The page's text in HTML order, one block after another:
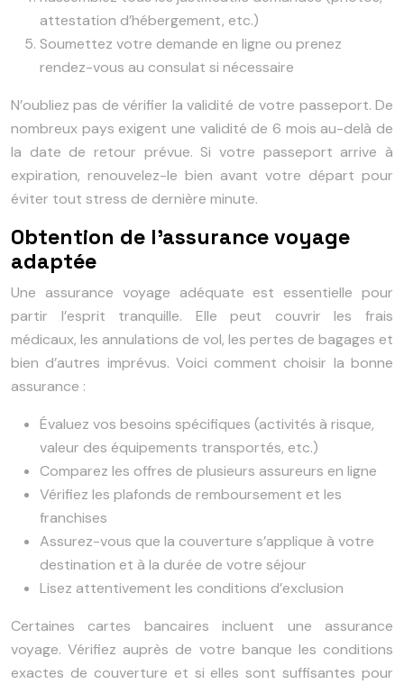
attestation d’hébergement, etc.)
Soumettez votre demande en ligne ou prenez
rendez-vous au consulat si nécessaire
N’oubliez pas de vérifier la validité de votre passeport. De
nombreux pays exigent une validité de 6 mois au-delà de
la date de retour prévue. Si votre passeport arrive à
expiration, renouvelez-le bien avant votre départ pour
éviter tout stress de dernière minute.
Obtention de l’assurance voyage
adaptée
Une assurance voyage adéquate est essentielle pour
partir l’esprit tranquille. Elle peut couvrir les frais
médicaux, les annulations de vol, les pertes de bagages et
bien d’autres imprévus. Voici comment choisir la bonne
assurance :
Évaluez vos besoins spécifiques (activités à risque,
valeur des équipements transportés, etc.)
Comparez les offres de plusieurs assureurs en ligne
Vérifiez les plafonds de remboursement et les
franchises
Assurez-vous que la couverture s’applique à votre
destination et à la durée de votre séjour
Lisez attentivement les conditions d’exclusion
Certaines cartes bancaires incluent une assurance
voyage. Vérifiez auprès de votre banque les conditions
exactes de couverture et si elles sont suffisantes pour